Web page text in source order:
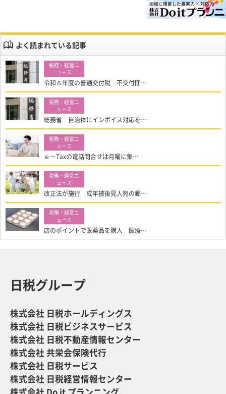
よく読まれている記事
令和６年度の普通交付税 不交付団…
総務省 自治体にインボイス対応を…
ｅ－Taxの電話問合せは月曜に集…
改正法が施行 成年被後見人宛の郵…
店のポイントで医薬品を購入 医療…
日税グループ
株式会社 日税ホールディングス
株式会社 日税ビジネスサービス
株式会社 日税不動産情報センター
株式会社 共栄会保険代行
株式会社 日税サービス
株式会社 日税経営情報センター